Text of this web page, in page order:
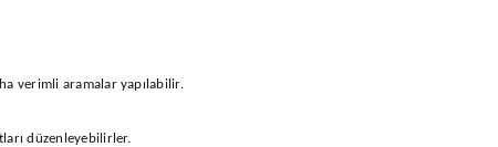
verimli aramalar yapılabilir.
düzenleyebilirler.